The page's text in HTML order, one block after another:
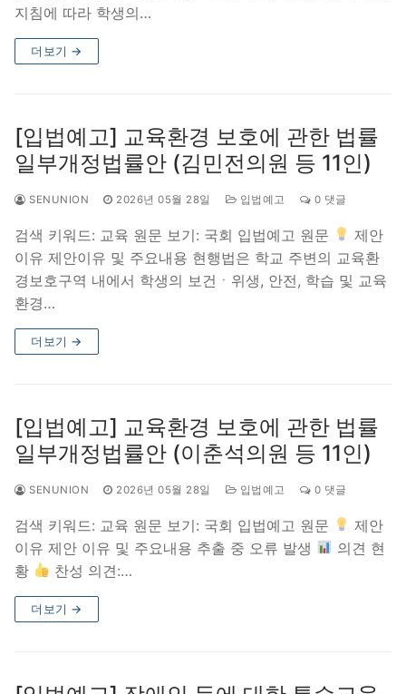
지침에 따라 학생의…
더보기 →
[입법예고] 교육환경 보호에 관한 법률
일부개정법률안 (김민전의원 등 11인)
SENUNION 2026년 05월 28일 입법예고 0 댓글
검색 키워드: 교육 원문 보기: 국회 입법예고 원문
제안
이유 제안이유 및 주요내용 현행법은 학교 주변의 교육환
경보호구역 내에서 학생의 보건ㆍ위생, 안전, 학습 및 교육
환경…
더보기 →
[입법예고] 교육환경 보호에 관한 법률
일부개정법률안 (이춘석의원 등 11인)
SENUNION 2026년 05월 28일 입법예고 0 댓글
검색 키워드: 교육 원문 보기: 국회 입법예고 원문
제안
이유 제안 이유 및 주요내용 추출 중 오류 발생
의견 현
황
찬성 의견:…
더보기 →